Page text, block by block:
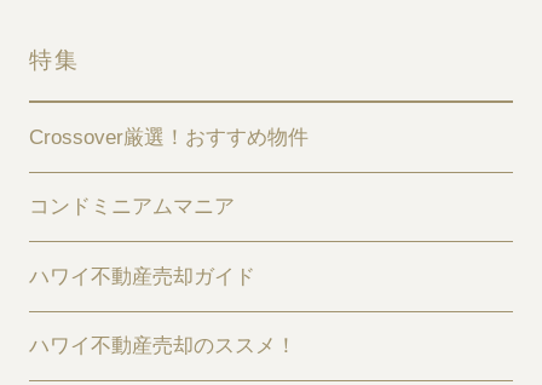
特集
Crossover厳選！おすすめ物件
コンドミニアムマニア
ハワイ不動産売却ガイド
ハワイ不動産売却のススメ！